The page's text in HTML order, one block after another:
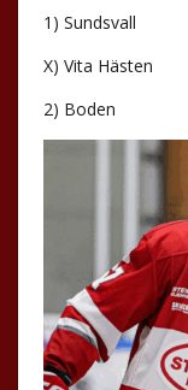
1) Sundsvall
X) Vita Hästen
2) Boden